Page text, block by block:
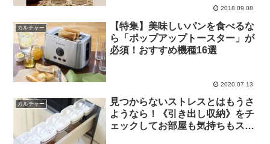
2018.09.08
カルチャー
【特集】美味しいパンを食べるな
ら「ポップアップトースター」が
必須！おすすめ機種16選
2020.07.13
カルチャー
見つからないストレスとはもうさ
ようなら！《引き出し収納》をチ
ェックしてお部屋も気持ちもスッ